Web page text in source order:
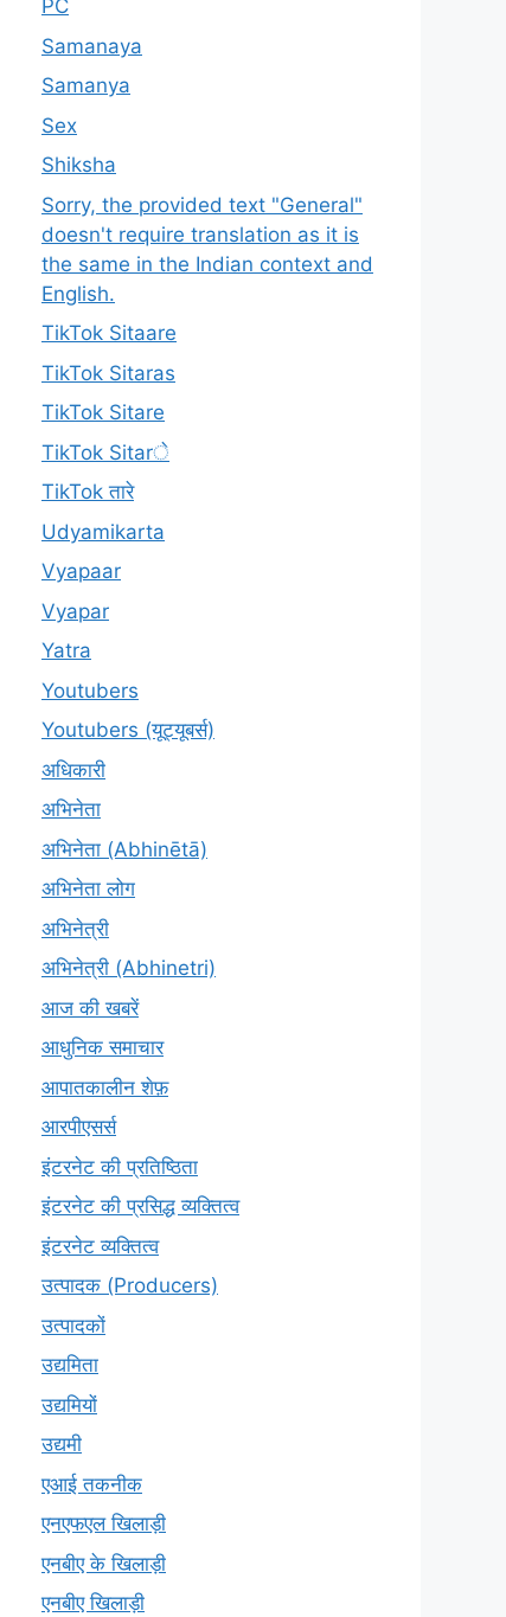
PC
Samanaya
Samanya
Sex
Shiksha
Sorry, the provided text "General"
doesn't require translation as it is
the same in the Indian context and
English.
TikTok Sitaare
TikTok Sitaras
TikTok Sitare
TikTok Sitarे
TikTok तारे
Udyamikarta
Vyapaar
Vyapar
Yatra
Youtubers
Youtubers (यूट्यूबर्स)
अधिकारी
अभिनेता
अभिनेता (Abhinētā)
अभिनेता लोग
अभिनेत्री
अभिनेत्री (Abhinetri)
आज की खबरें
आधुनिक समाचार
आपातकालीन शेफ़
आरपीएसर्स
इंटरनेट की प्रतिष्ठिता
इंटरनेट की प्रसिद्ध व्यक्तित्व
इंटरनेट व्यक्तित्व
उत्पादक (Producers)
उत्पादकों
उद्यमिता
उद्यमियों
उद्यमी
एआई तकनीक
एनएफएल खिलाड़ी
एनबीए के खिलाड़ी
एनबीए खिलाड़ी